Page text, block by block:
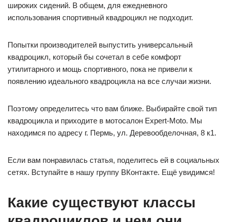
широких сидений. В общем, для ежедневного
использования спортивный квадроцикл не подходит.
Попытки производителей выпустить универсальный
квадроцикл, который бы сочетал в себе комфорт
утилитарного и мощь спортивного, пока не привели к
появлению идеального квадроцикла на все случаи жизни.
Поэтому определитесь что вам ближе. Выбирайте свой тип
квадроцикла и приходите в мотосалон Expert-Moto. Мы
находимся по адресу г. Пермь, ул. Деревообделочная, 8 к1.
Если вам понравилась статья, поделитесь ей в социальных
сетях. Вступайте в нашу группу ВКонтакте. Ещё увидимся!
Какие существуют классы